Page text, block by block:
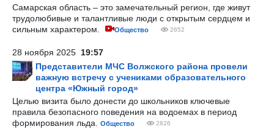
Самарская область – это замечательный регион, где живут
трудолюбивые и талантливые люди с открытым сердцем и
сильным характером.
Общество 2652
28 ноября 2025 19:57
Представители МЧС Волжского района провели
важную встречу с учениками образовательного
центра «Южный город»
Целью визита было донести до школьников ключевые
правила безопасного поведения на водоемах в период
формирования льда.
Общество 2826